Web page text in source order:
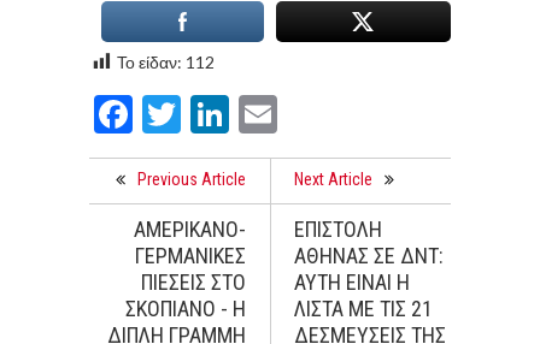
Το είδαν: 112
Facebook
TwitterLinkedIn
Previous Article
ΑΜΕΡΙΚΑΝΟ-
ΓΕΡΜΑΝΙΚΕΣ
ΠΙΕΣΕΙΣ ΣΤΟ
ΣΚΟΠΙΑΝΟ - Η
ΔΙΠΛΗ ΓΡΑΜΜΗ
Next Article
ΕΠΙΣΤΟΛΗ
ΑΘΗΝΑΣ ΣΕ ΔΝΤ:
ΑΥΤΗ ΕΙΝΑΙ Η
ΛΙΣΤΑ ΜΕ ΤΙΣ 21
ΔΕΣΜΕΥΣΕΙΣ ΤΗΣ